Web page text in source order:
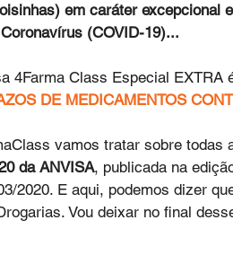
em caráter excepcional
(COVID-19)...
4Farma Class Especial EXTRA
DE MEDICAMENTOS
vamos tratar sobre todas
da ANVISA, publicada na
2020. E aqui, podemos dizer
Vou deixar no final